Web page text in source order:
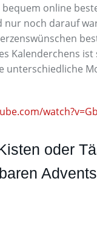
online
nur noch darauf
Kalenderchens
unterschiedliche
oder